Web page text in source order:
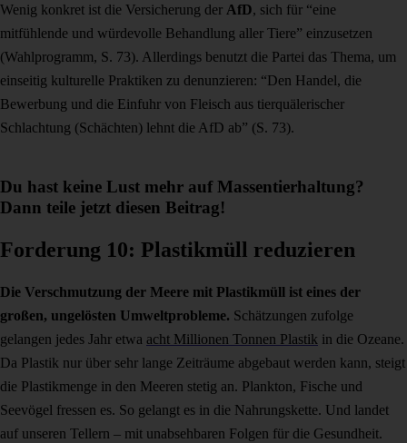
Wenig konkret ist die Versicherung der AfD, sich für “eine
mitfühlende und würdevolle Behandlung aller Tiere” einzusetzen
(Wahlprogramm, S. 73). Allerdings benutzt die Partei das Thema, um
einseitig kulturelle Praktiken zu denunzieren: “Den Handel, die
Bewerbung und die Einfuhr von Fleisch aus tierquälerischer
Schlachtung (Schächten) lehnt die AfD ab” (S. 73).
Du hast keine Lust mehr auf Massentierhaltung?
Dann teile jetzt diesen Beitrag!
Forderung 10: Plastikmüll reduzieren
Die Verschmutzung der Meere mit Plastikmüll ist eines der
großen, ungelösten Umweltprobleme. Schätzungen zufolge
gelangen jedes Jahr etwa acht Millionen Tonnen Plastik in die Ozeane.
Da Plastik nur über sehr lange Zeiträume abgebaut werden kann, steigt
die Plastikmenge in den Meeren stetig an. Plankton, Fische und
Seevögel fressen es. So gelangt es in die Nahrungskette. Und landet
auf unseren Tellern – mit unabsehbaren Folgen für die Gesundheit.